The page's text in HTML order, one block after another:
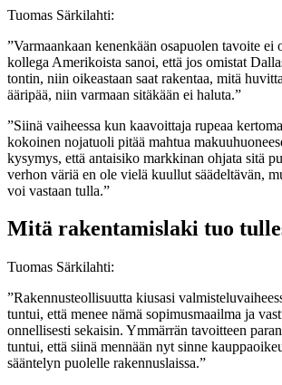
Tuomas Särkilahti:
”Varmaankaan kenenkään osapuolen tavoite ei
kollega Amerikoista sanoi, että jos omistat
tontin, niin oikeastaan saat rakentaa, mitä
ääripää, niin varmaan sitäkään ei haluta.”
”Siinä vaiheessa kun kaavoittaja rupeaa
kokoinen nojatuoli pitää mahtua
kysymys, että antaisiko markkinan ohjata sitä
verhon väriä en ole vielä kuullut säädeltävän,
voi vastaan tulla.”
Mitä rakentamislaki tuo
Tuomas Särkilahti:
”Rakennusteollisuutta kiusasi
tuntui, että menee nämä sopimusmaailma ja
onnellisesti sekaisin. Ymmärrän tavoitteen
tuntui, että siinä mennään nyt sinne
sääntelyn puolelle rakennuslaissa.”